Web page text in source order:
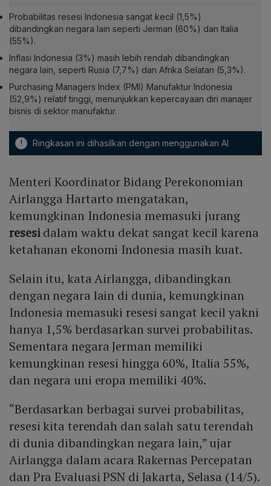
Probabilitas resesi Indonesia sangat kecil (1,5%)
dibandingkan negara lain seperti Jerman (60%) dan Italia
(55%).
Inflasi Indonesia (3%) masih lebih rendah dibandingkan
negara lain, seperti Rusia (7,7%) dan Afrika Selatan (5,3%).
Purchasing Managers Index (PMI) Manufaktur Indonesia
(52,9%) relatif tinggi, menunjukkan kepercayaan diri manajer
bisnis di sektor manufaktur.
! Ringkasan ini dihasilkan dengan menggunakan AI
Menteri Koordinator Bidang Perekonomian
Airlangga Hartarto mengatakan,
kemungkinan Indonesia memasuki jurang
resesidalam waktu dekat sangat kecil karena
ketahanan ekonomi Indonesia masih kuat.
Selain itu, kata Airlangga, dibandingkan
dengan negara lain di dunia, kemungkinan
Indonesia memasuki resesi sangat kecil yakni
hanya 1,5% berdasarkan survei probabilitas.
Sementara negara Jerman memiliki
kemungkinan resesi hingga 60%, Italia 55%,
dan negara uni eropa memiliki 40%.
“Berdasarkan berbagai survei probabilitas,
resesi kita terendah dan salah satu terendah
di dunia dibandingkan negara lain,” ujar
Airlangga dalam acara Rakernas Percepatan
dan Pra Evaluasi PSN di Jakarta, Selasa (14/5).